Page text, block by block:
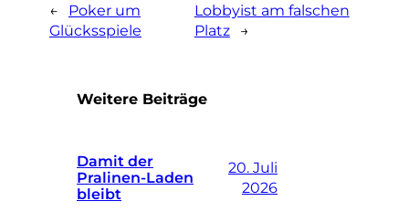
←
Poker um
Glücksspiele
Lobbyist am falschen
Platz
→
Weitere Beiträge
Damit der
Pralinen-Laden
bleibt
20. Juli
2026